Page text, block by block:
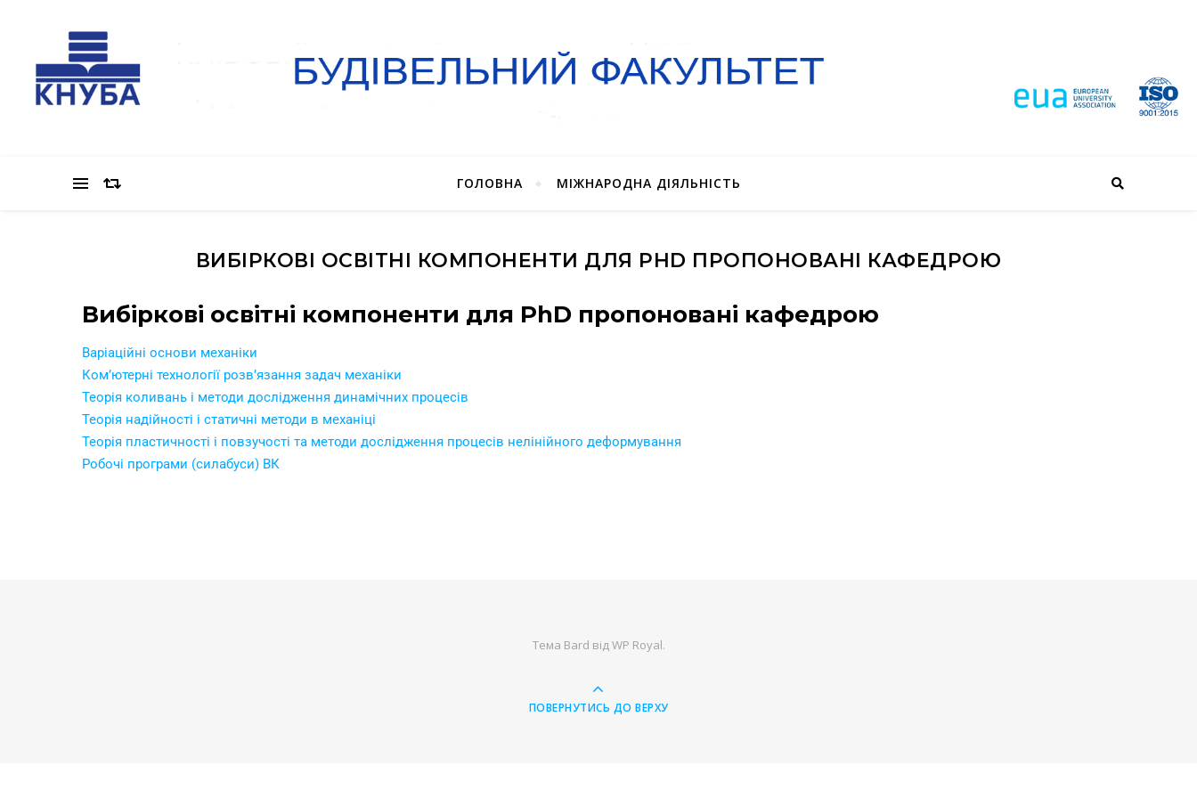
ГОЛОВНА МІЖНАРОДНА ДІЯЛЬНІСТЬ
ВИБІРКОВІ ОСВІТНІ КОМПОНЕНТИ ДЛЯ PHD ПРОПОНОВАНІ КАФЕДРОЮ
Вибіркові освітні компоненти для PhD пропоновані кафедрою
Варіаційні основи механіки
Ком’ютерні технології розв’язання задач механіки
Теорія коливань і методи дослідження динамічних процесів
Теорія надійності і статичні методи в механіці
Теорія пластичності і повзучості та методи дослідження процесів нелінійного деформування
Робочі програми (силабуси) ВК
Тема Bard відWP Royal.
ПОВЕРНУТИСЬ ДО ВЕРХУ